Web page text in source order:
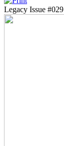
Legacy Issue #029